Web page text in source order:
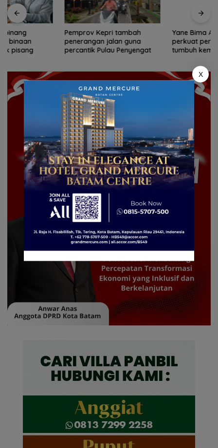
Pemprov Kepri tambah
penerangan jalan guna
percantik Pulau Penyengat
Yane Bima Arya: HAN
perkuat perhatian terhadap
tumbuh kembang anak
X